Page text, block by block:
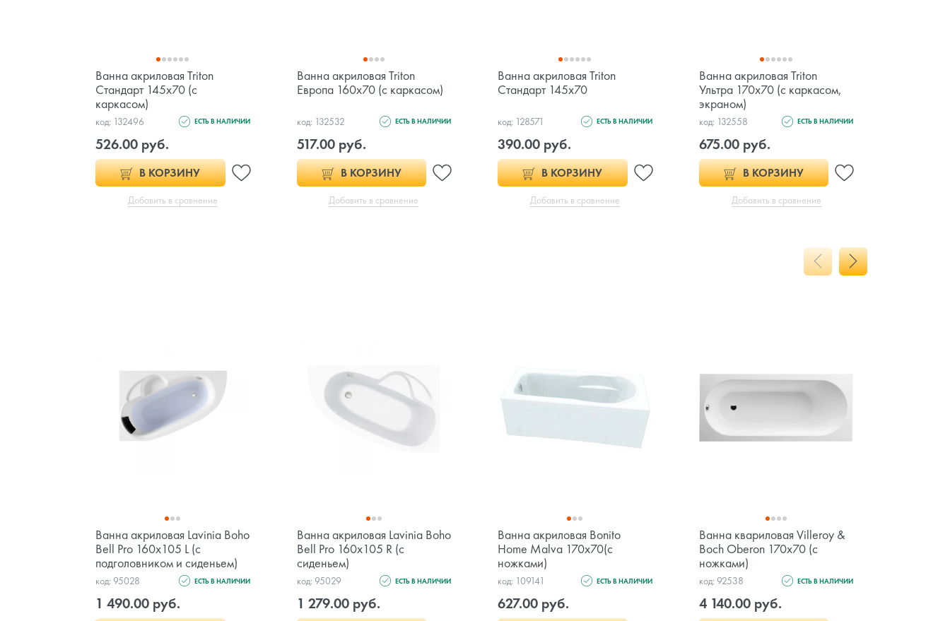
Ванна акриловая Triton
Стандарт 145x70 (с
каркасом)
код: 132496 ЕСТЬ В НАЛИЧИИ
526.00 руб.
В КОРЗИНУ
Добавить в сравнение
Ванна акриловая Triton
Европа 160x70 (с каркасом)
код: 132532 ЕСТЬ В НАЛИЧИИ
517.00 руб.
В КОРЗИНУ
Добавить в сравнение
Ванна акриловая Triton
Стандарт 145x70
код: 128571 ЕСТЬ В НАЛИЧИИ
390.00 руб.
В КОРЗИНУ
Добавить в сравнение
Ванна акриловая Triton
Ультра 170x70 (с каркасом,
экраном)
код: 132558 ЕСТЬ В НАЛИЧИИ
675.00 руб.
В КОРЗИНУ
Добавить в сравнение
Ванна акриловая Lavinia Boho
Bell Pro 160x105 L (c
подголовником и сиденьем)
код: 95028 ЕСТЬ В НАЛИЧИИ
1 490.00 руб.
Ванна акриловая Lavinia Boho
Bell Pro 160x105 R (с
сиденьем)
код: 95029 ЕСТЬ В НАЛИЧИИ
1 279.00 руб.
Ванна акриловая Bonito
Home Malva 170x70(с
ножками)
код: 109141 ЕСТЬ В НАЛИЧИИ
627.00 руб.
Ванна квариловая Villeroy &
Boch Oberon 170x70 (с
ножками)
код: 92538 ЕСТЬ В НАЛИЧИИ
4 140.00 руб.